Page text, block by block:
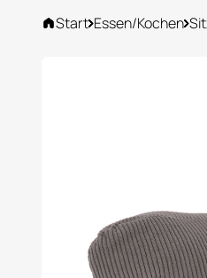
Start Essen/Kochen